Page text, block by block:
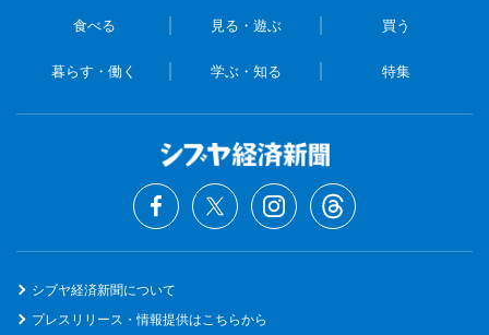
食べる 見る・遊ぶ 買う
暮らす・働く 学ぶ・知る 特集
シブヤ経済新聞について
プレスリリース・情報提供はこちらから